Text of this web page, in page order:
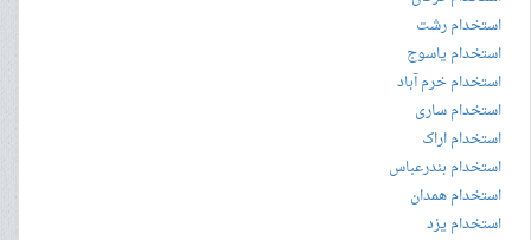
استخدام رشت
استخدام یاسوج
استخدام خرم آباد
استخدام ساری
استخدام اراک
استخدام بندرعباس
استخدام همدان
استخدام یزد